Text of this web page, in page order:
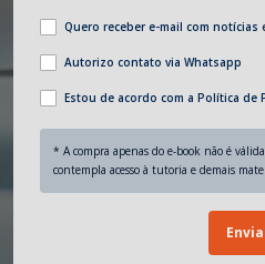
Quero receber e-mail com
Autorizo contato via Whatsapp
Estou de acordo com a Política de
* A compra apenas do e-book não é
contempla acesso à tutoria e demais